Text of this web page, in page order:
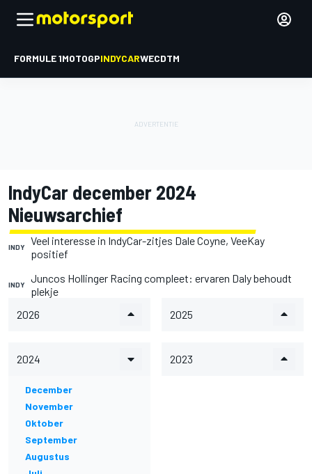
FORMULE 1MOTOGPINDYCARWECDTM
IndyCar december 2024
Nieuwsarchief
INDY
Veel interesse in IndyCar-zitjes Dale Coyne, VeeKay
positief
INDY
Juncos Hollinger Racing compleet: ervaren Daly behoudt
plekje
2026
2025
2024
December
November
Oktober
September
Augustus
2023